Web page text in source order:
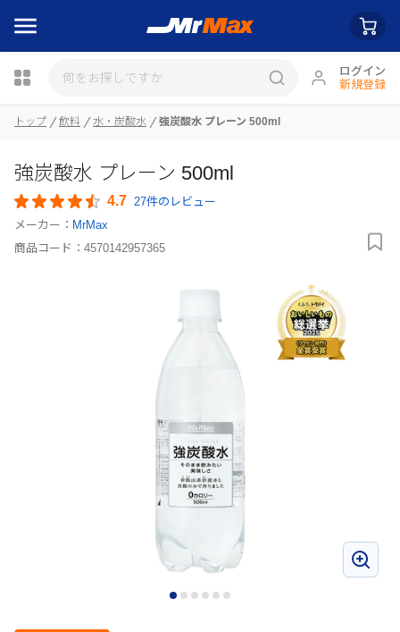
ログイン
新規登録
トップ 飲料 水・炭酸水 強炭酸水 プレーン 500ml
強炭酸水 プレーン 500ml
4.7 27件のレビュー
メーカー： MrMax
商品コード： 4570142957365